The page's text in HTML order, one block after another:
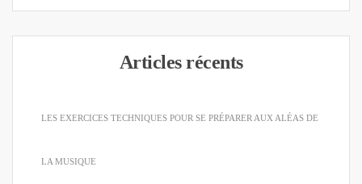
Articles récents
LES EXERCICES TECHNIQUES POUR SE PRÉPARER AUX ALÉAS DE
LA MUSIQUE